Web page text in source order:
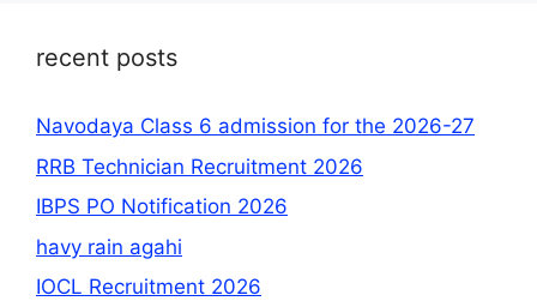
recent posts
Navodaya Class 6 admission for the 2026-27
RRB Technician Recruitment 2026
IBPS PO Notification 2026
havy rain agahi
IOCL Recruitment 2026